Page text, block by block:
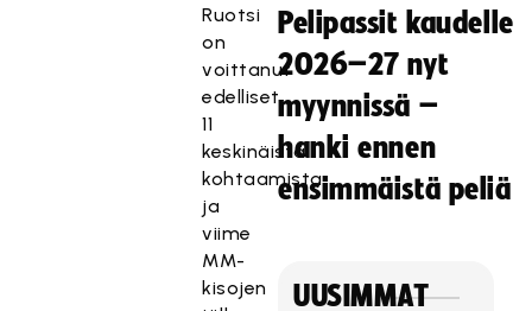
Ruotsi
on
voittanut
edelliset
11
keskinäistä
kohtaamista
ja
viime
MM-
kisojen
Pelipassit kaudelle
2026–27 nyt
myynnissä –
hanki ennen
ensimmäistä peliä
UUSIMMAT